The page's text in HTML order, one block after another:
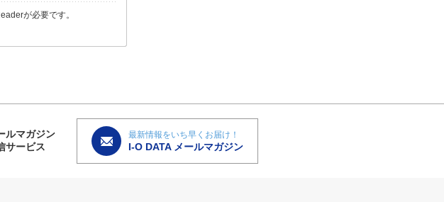
が必要です。
ルマガジン
サービス
最新情報をいち早くお届け！
I-O DATA メールマガジン